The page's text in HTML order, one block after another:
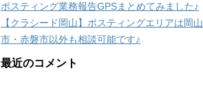
ポスティング業務報告GPSまとめてみました♪
【クラシード岡山】ポスティングエリアは岡山
市・赤磐市以外も相談可能です♪
最近のコメント